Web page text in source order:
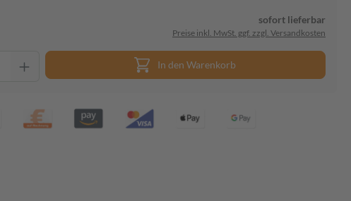
sofort lieferbar
Preise inkl. MwSt. ggf. zzgl. Versandkosten
In den Warenkorb